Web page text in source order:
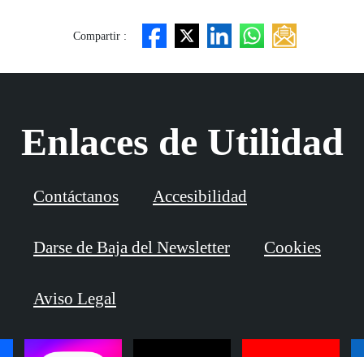
Compartir :
Enlaces de Utilidad
Contáctanos Accesibilidad
Darse de Baja del Newsletter Cookies
Aviso Legal